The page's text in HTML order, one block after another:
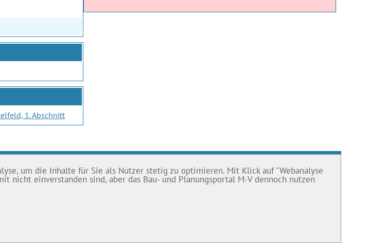
um die Inhalte für Sie als Nutzer stetig zu optimieren. Mit Klick auf "Webanalyse
nicht einverstanden sind, aber das Bau- und Planungsportal M-V dennoch nutzen
1. Abschnitt